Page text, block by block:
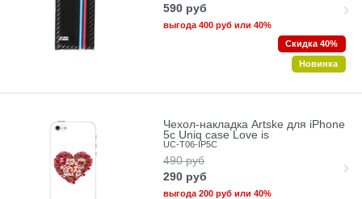
590 руб
выгода 400 рубили 40%
Скидка 40%
Новинка
Чехол-накладка Artske для iPhone
5с Uniq case Love is
UC-T06-IP5C
490 руб
290 руб
выгода 200 рубили 40%